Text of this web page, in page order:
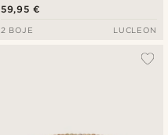
59,95 €
2 BOJE LUCLEON